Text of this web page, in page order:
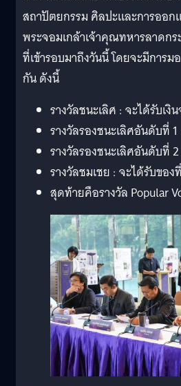
สถาปัตยกรรม ศิลปะและการออก
พระจอมเกล้าเจ้าคุณทหารลาดก
ที่เข้ารอบมาถึงวันนี้ โดยจะมีการม
กัน ดังนี้
รางวัลชนะเลิศ : จะได้รับเ
รางวัลรองชนะเลิศอันดับที่
รางวัลรองชนะเลิศอันดับที่
รางวัลชมเชย : จะได้รับขอ
สุดท้ายคือรางวัล Popular